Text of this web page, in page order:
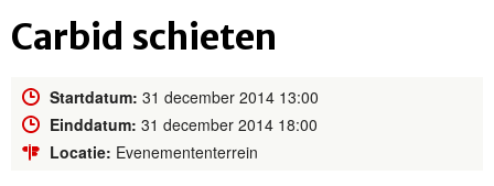
Carbid schieten
Startdatum: 31 december 2014 13:00
Einddatum: 31 december 2014 18:00
Locatie: Evenemententerrein